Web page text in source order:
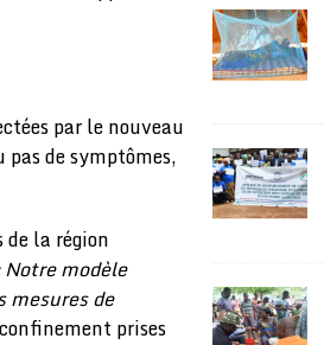
par le nouveau
de symptômes,
la région
Notre modèle
mesures de
prises